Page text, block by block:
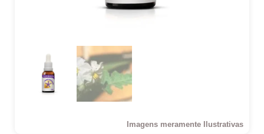
Imagens meramente Ilustrativas